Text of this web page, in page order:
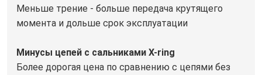
Меньше трение - больше передача крутящего
момента и дольше срок эксплуатации
Минусы цепей с сальниками X-ring
Более дорогая цена по сравнению с цепями без